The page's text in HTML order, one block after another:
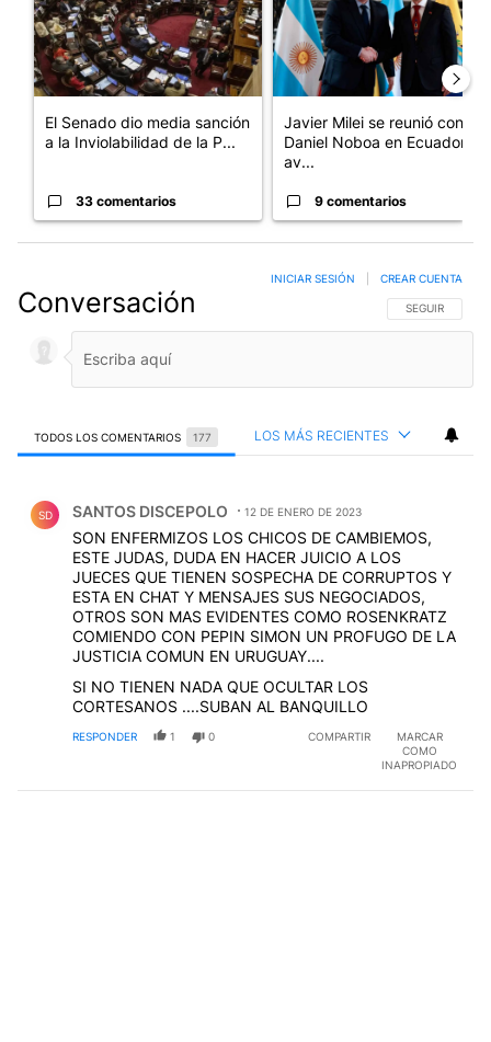
El Senado dio media sanción
a la Inviolabilidad de la P...
33 comentarios
Javier Milei se reunió con
Daniel Noboa en Ecuador y
av...
9 comentarios
Conversación SIGA ESTA
SEGUIR
INICIAR SESIÓN CREAR CUENTA
TODOS LOS COMENTARIOS 177 LOS MÁS RECIENTES
SD SANTOS DISCEPOLO 12 DE ENERO DE 2023
SON ENFERMIZOS LOS CHICOS DE CAMBIEMOS,
ESTE JUDAS, DUDA EN HACER JUICIO A LOS
JUECES QUE TIENEN SOSPECHA DE CORRUPTOS Y
ESTA EN CHAT Y MENSAJES SUS NEGOCIADOS,
OTROS SON MAS EVIDENTES COMO ROSENKRATZ
COMIENDO CON PEPIN SIMON UN PROFUGO DE LA
JUSTICIA COMUN EN URUGUAY....
SI NO TIENEN NADA QUE OCULTAR LOS
CORTESANOS ....SUBAN AL BANQUILLO
RESPONDER 1 0 COMPARTIR
MARCAR
COMO
INAPROPIADO